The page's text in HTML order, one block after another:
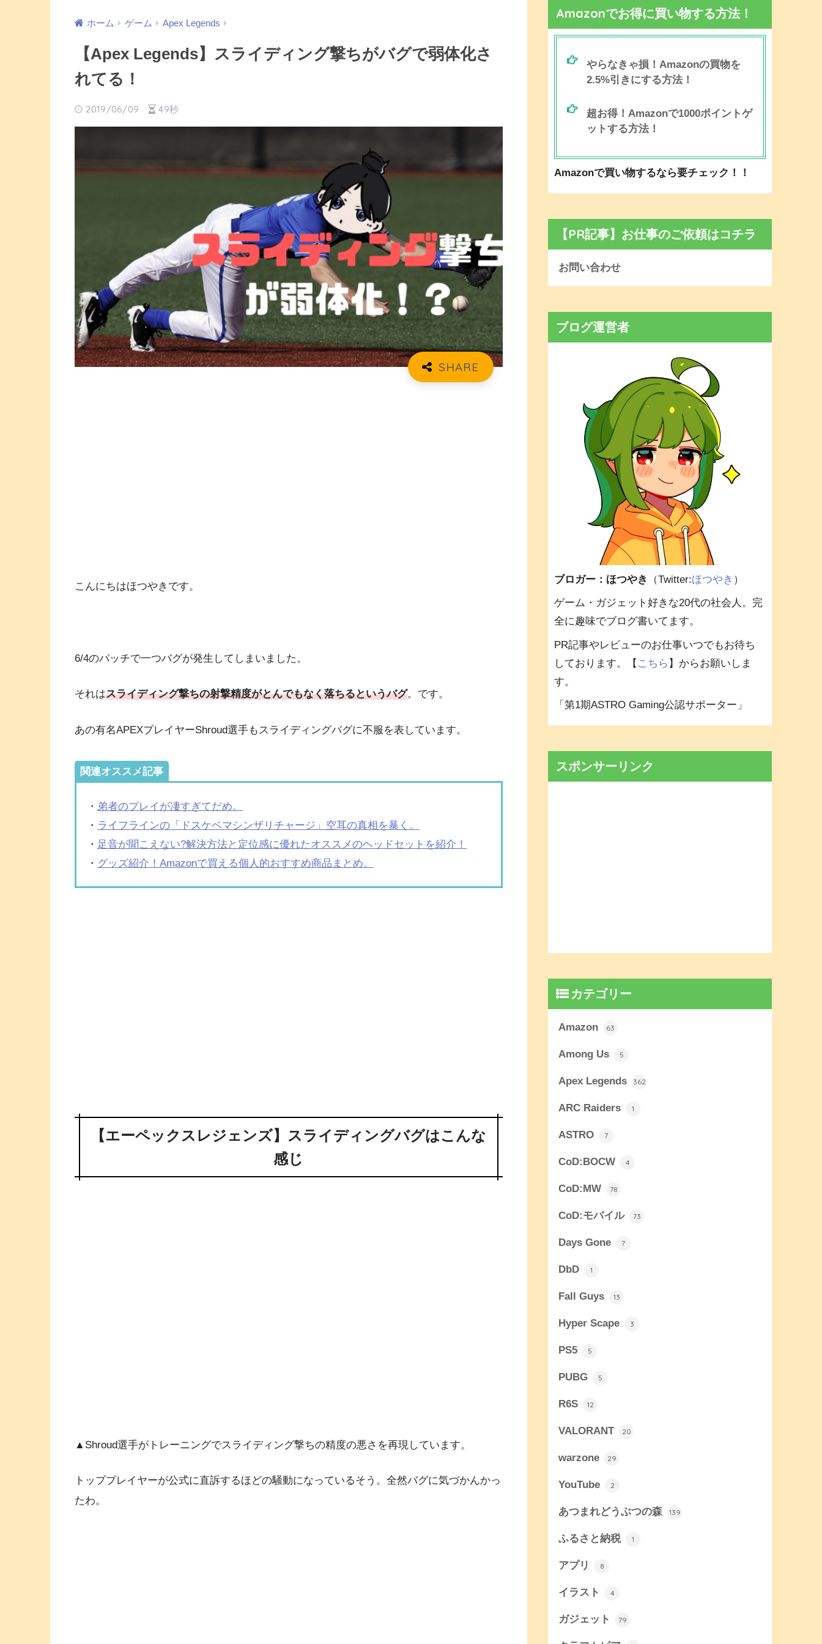
ホーム ゲーム Apex Legends
【Apex Legends】スライディング撃ちがバグで弱体化さ
れてる！
2019/06/09 49秒
こんにちはほつやきです。
6/4のパッチで一つバグが発生してしまいました。
それはスライディング撃ちの射撃精度がとんでもなく落ちるというバグ。です。
あの有名APEXプレイヤーShroud選手もスライディングバグに不服を表しています。
関連オススメ記事
・ 弟者のプレイが凄すぎてだめ。
・ ライフラインの「ドスケベマシンザリチャージ」空耳の真相を暴く。
・ 足音が聞こえない?解決方法と定位感に優れたオススメのヘッドセットを紹介！
・ グッズ紹介！Amazonで買える個人的おすすめ商品まとめ。
【エーペックスレジェンズ】スライディングバグはこんな
感じ
▲Shroud選手がトレーニングでスライディング撃ちの精度の悪さを再現しています。
トッププレイヤーが公式に直訴するほどの騒動になっているそう。全然バグに気づかんかっ
たわ。
Amazonでお得に買い物する方法！
やらなきゃ損！Amazonの買物を
2.5%引きにする方法！
超お得！Amazonで1000ポイントゲ
ットする方法！
Amazonで買い物するなら要チェック！！
【PR記事】お仕事のご依頼はコチラ
お問い合わせ
ブログ運営者
ブロガー：ほつやき （Twitter:ほつやき ）
ゲーム・ガジェット好きな20代の社会人。完
全に趣味でブログ書いてます。
PR記事やレビューのお仕事いつでもお待ち
しております。【 こちら 】からお願いしま
す。
「第1期ASTRO Gaming公認サポーター」
スポンサーリンク
カテゴリー
Amazon 63
Among Us 5
Apex Legends 362
ARC Raiders 1
ASTRO 7
CoD:BOCW 4
CoD:MW 78
CoD:モバイル 73
Days Gone 7
DbD 1
Fall Guys 13
Hyper Scape 3
PS5 5
PUBG 5
R6S 12
VALORANT 20
warzone 29
YouTube 2
あつまれどうぶつの森 139
ふるさと納税 1
アプリ 8
イラスト 4
ガジェット 79